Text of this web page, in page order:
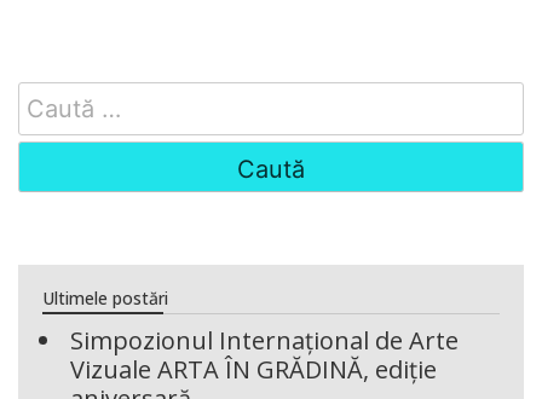
Search
for:
Ultimele postări
Simpozionul Internațional de Arte
Vizuale ARTA ÎN GRĂDINĂ, ediție